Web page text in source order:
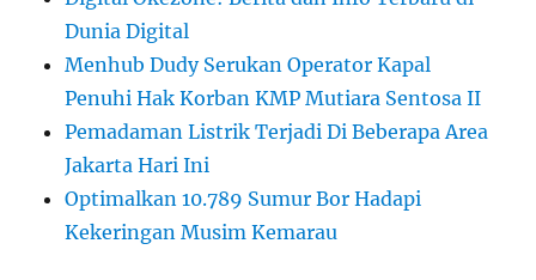
Dunia Digital
Menhub Dudy Serukan Operator Kapal
Penuhi Hak Korban KMP Mutiara Sentosa II
Pemadaman Listrik Terjadi Di Beberapa Area
Jakarta Hari Ini
Optimalkan 10.789 Sumur Bor Hadapi
Kekeringan Musim Kemarau